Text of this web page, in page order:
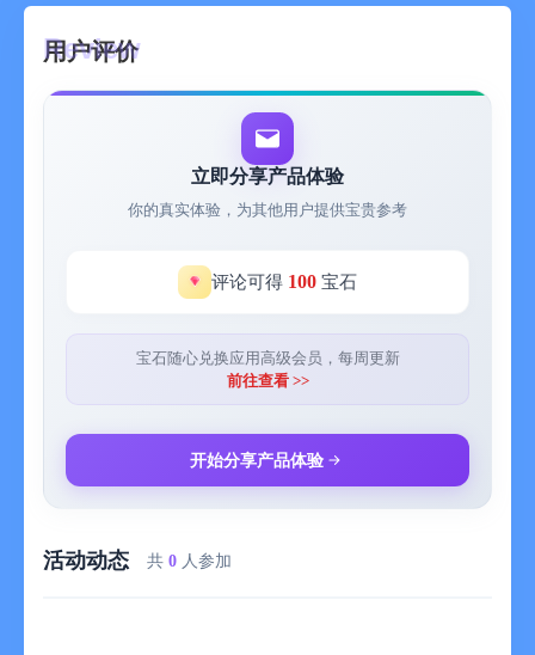
微博热搜：每日新闻、新鲜事
时钟：数字时钟，翻页时间
动态组件：唱片、风扇、空调、风车
快捷工具：便捷跳转，桌面音频，各种风格应用转盘
锁屏小组件：适配iOS16锁屏组件，锁屏快捷启动、锁屏表情图
互动小组件：桌面互动小组件，把图片、表情包等开启桌面社
【特殊玩法】
手机壁纸制作：iOS16发光壁纸、3D壁纸、以及其他个性壁纸制
小玩法：超解压RUA
可以分享自己搭配的各种精美组件
【自定义图标组件，支持透明效果】
提供个性化的桌面整理美化编辑，上传喜欢的照片做成桌面组
件、应用图标，自定义桌面布局，创造专属桌面主题。
一键安装，美化图标
用户评价
立即分享产品体验
你的真实体验，为其他用户提供宝贵参考
评论可得 100 宝石
宝石随心兑换应用高级会员，每周更新
前往查看 >>
开始分享产品体验
活动动态 共 0 人参加